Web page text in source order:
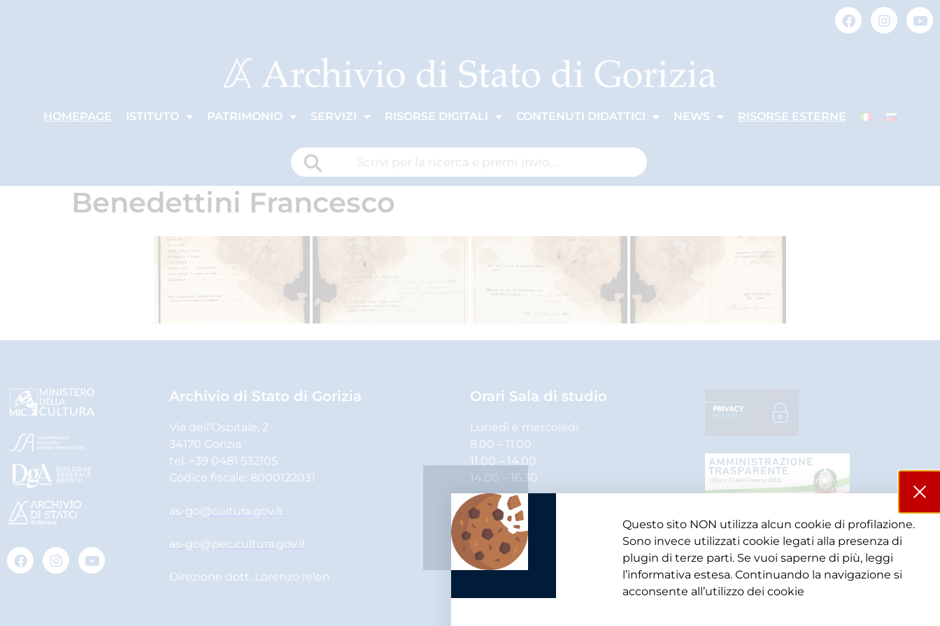
HOMEPAGE ISTITUTO PATRIMONIO SERVIZI RISORSE DIGITALI CONTENUTI DIDATTICI NEWS RISORSE ESTERNE
Benedettini Francesco
Archivio di Stato di Gorizia
Via dell’Ospitale, 2
34170 Gorizia
tel. +39 0481 532105
Codice fiscale: 8000122031
as-go@cultura.gov.it
as-go@pec.cultura.gov.it
Direzione dott. Lorenzo Ielen
Orari Sala di studio
Lunedì e mercoledì
8.00 – 11.00
11.00 – 14.00
14.00 – 16.30
Martedì, giovedì e venerdì
8.00 – 11.00
11.00 – 14.00
Questo sito NON utilizza alcun cookie di profilazione.
Sono invece utilizzati cookie legati alla presenza di
plugin di terze parti. Se vuoi saperne di più, leggi
l’informativa estesa. Continuando la navigazione si
acconsente all’utilizzo dei cookie​